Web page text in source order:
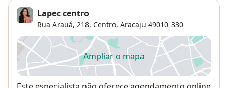
Lapec centro
Rua Arauá, 218, Centro, Aracaju 49010-330
Ampliar o mapaabre num novo separador
Disponibilidade